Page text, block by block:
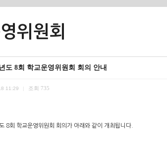
위원회
도 8회 학교운영위원회 회의 안내
11:29 조회 735
8회 학교운영위원회 회의가 아래와 같이 개최됩니다.